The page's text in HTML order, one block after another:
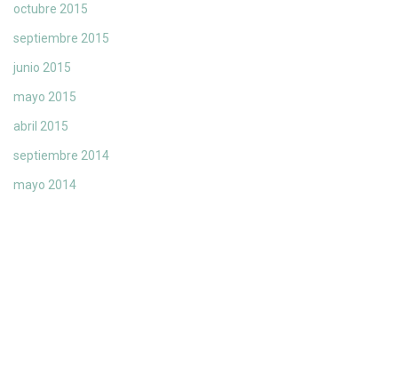
octubre 2015
septiembre 2015
junio 2015
mayo 2015
abril 2015
septiembre 2014
mayo 2014